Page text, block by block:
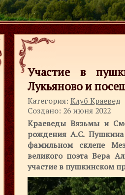
Участие в
Лукьяново и
Категория: Клуб Краевед
Создано: 26 июня 2022
Краеведы Вязьмы и
рождения А.С.
фамильном склепе
великого поэта Вера
участие в пушкинском